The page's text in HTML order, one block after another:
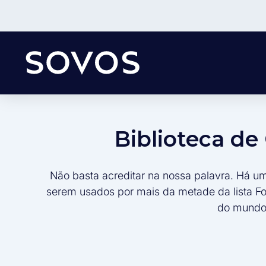
Biblioteca de
Não basta acreditar na nossa palavra. Há
serem usados por mais da metade da lista
do